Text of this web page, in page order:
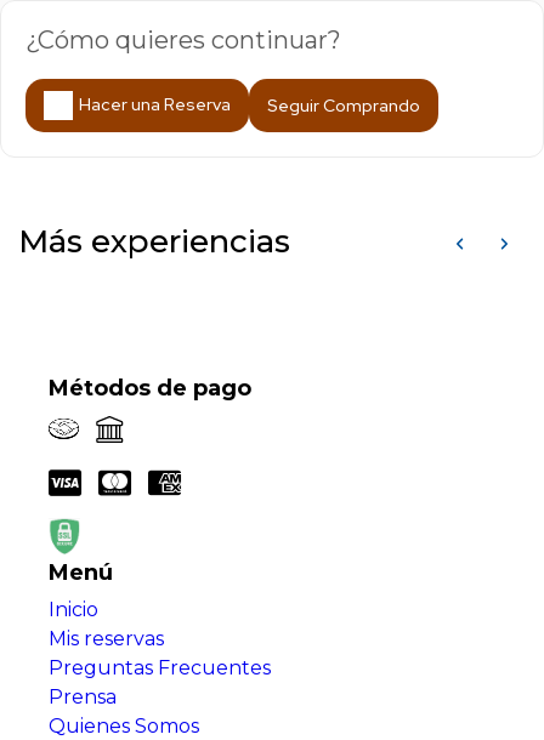
¿Cómo quieres continuar?
Hacer una Reserva Seguir Comprando
Más experiencias
Métodos de pago
Menú
Inicio
Mis reservas
Preguntas Frecuentes
Prensa
Quienes Somos